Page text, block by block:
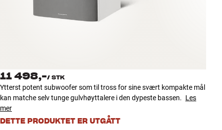
NYHETER
11 498,-/ STK
Ytterst potent subwoofer som til tross for sine svært kompakte mål
kan matche selv tunge gulvhøyttalere i den dypeste bassen. Les
mer
DETTE PRODUKTET ER UTGÅTT